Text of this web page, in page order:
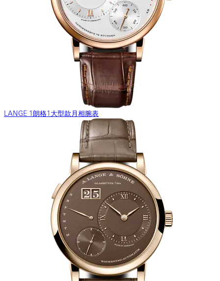
LANGE 1朗格1大型款月相腕表